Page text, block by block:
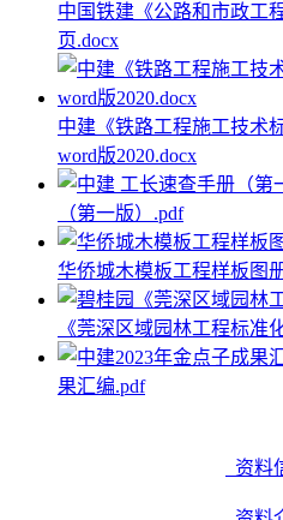
中国铁建《公路和市政工
页.docx
中建《铁路工程施工技术
word版2020.docx
（第一版）.pdf
华侨城木模板工程样板图
《莞深区域园林工程标准
果汇编.pdf
资料